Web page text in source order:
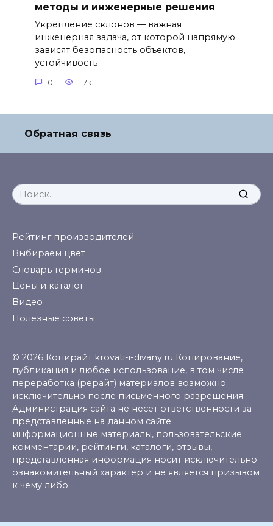
методы и инженерные решения
Укрепление склонов — важная
инженерная задача, от которой напрямую
зависят безопасность объектов,
устойчивость
0 1.7к.
Обратная связь
Search
for:
Рейтинг производителей
Выбираем цвет
Словарь терминов
Цены и каталог
Видео
Полезные советы
© 2026 Копирайт krovati-i-divany.ru Копирование,
публикация и любое использование, в том числе
переработка (рерайт) материалов возможно
исключительно после письменного разрешения.
Администрация сайта не несет ответственности за
представленные на данном сайте:
информационные материалы, пользовательские
комментарии, рейтинги, каталоги, отзывы,
представленная информация носит исключительно
ознакомительный характер и не является призывом
к чему либо.